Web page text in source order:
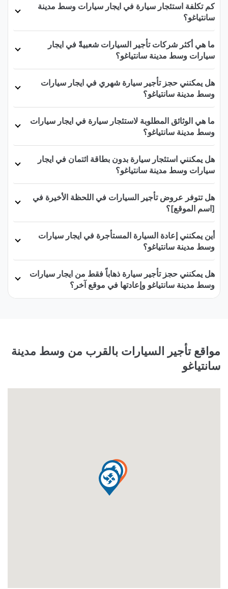
كم تكلفة استئجار سيارة في ايجار سيارات وسط مدينة
سانتياغو؟
ما هي أكثر شركات تأجير السيارات شعبيةً في ايجار
سيارات وسط مدينة سانتياغو؟
هل يمكنني حجز تأجير سيارة شهري في ايجار سيارات
وسط مدينة سانتياغو؟
ما هي الوثائق المطلوبة لاستئجار سيارة في ايجار سيارات
وسط مدينة سانتياغو؟
هل يمكنني استئجار سيارة بدون بطاقة ائتمان في ايجار
سيارات وسط مدينة سانتياغو؟
هل تتوفر عروض تأجير السيارات في اللحظة الأخيرة في
[اسم الموقع]؟
أين يمكنني إعادة السيارة المستأجرة في ايجار سيارات
وسط مدينة سانتياغو؟
هل يمكنني حجز تأجير سيارة ذهاباً فقط من ايجار سيارات
وسط مدينة سانتياغو وإعادتها في موقع آخر؟
مواقع تأجير السيارات بالقرب من وسط مدينة
سانتياغو